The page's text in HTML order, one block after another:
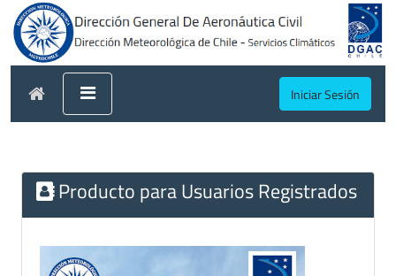
Iniciar Sesión
Producto para Usuarios Registrados